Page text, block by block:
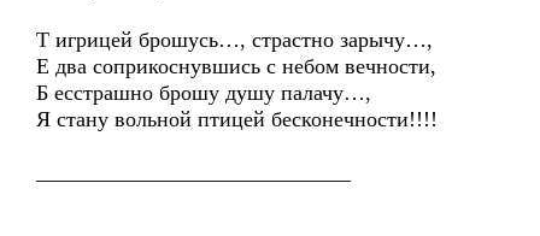
Т игрицей брошусь…, страстно зарычу…,
Е два соприкоснувшись с небом вечности,
Б есстрашно брошу душу палачу…,
Я стану вольной птицей бесконечности!!!!